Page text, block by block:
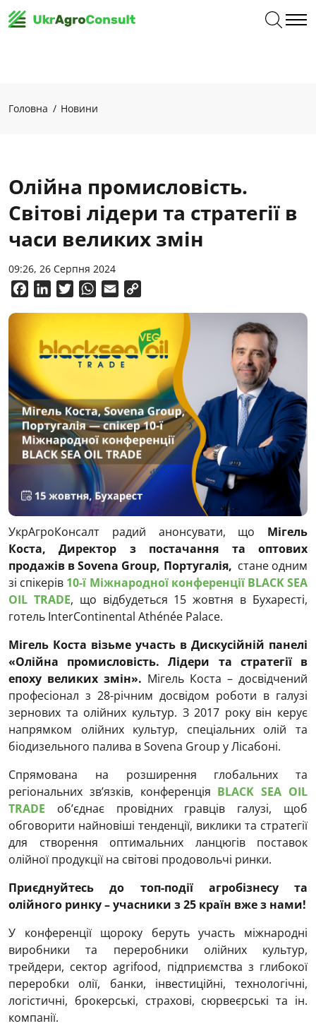
Головна Новини
Олійна промисловість.
Світові лідери та стратегії в
часи великих змін
09:26, 26 Серпня 2024
FacebookLinkedInTwitterWhatsApp
Email
УкрАгроКонсалт радий анонсувати, що Мігель
Коста, Директор з постачання та оптових
продажів вSovena Group, Португалія, стане одним
зі спікерів 10-ї Міжнародної конференції BLACK SEA
OIL TRADE, що відбудеться 15 жовтня в Бухаресті,
готель InterContinental Athénée Palace.
Мігель Коста візьме участь в Дискусійній панелі
«Олійна промисловість. Лідери та стратегії в
епоху великих змін». Мігель Коста – досвідчений
професіонал з 28-річним досвідом роботи в галузі
зернових та олійних культур. З 2017 року він керує
напрямком олійних культур, спеціальних олій та
біодизельного палива в Sovena Group у Лісабоні.
Спрямована на розширення глобальних та
регіональних зв’язків, конференція BLACK SEA OIL
TRADE об’єднає провідних гравців галузі, щоб
обговорити найновіші тенденції, виклики та стратегії
для створення оптимальних ланцюгів поставок
олійної продукції на світові продовольчі ринки.
Приєднуйтесь до топ-події агробізнесу та
олійного ринку – учасники з 25 країн вже з нами!
У конференції щороку беруть участь міжнародні
виробники та переробники олійних культур,
трейдери, сектор agrifood, підприємства з глибокої
переробки олії, банки, інвестиційні, технологічні,
логістичні, брокерські, страхові, сюрвеєрські та ін.
компанії.